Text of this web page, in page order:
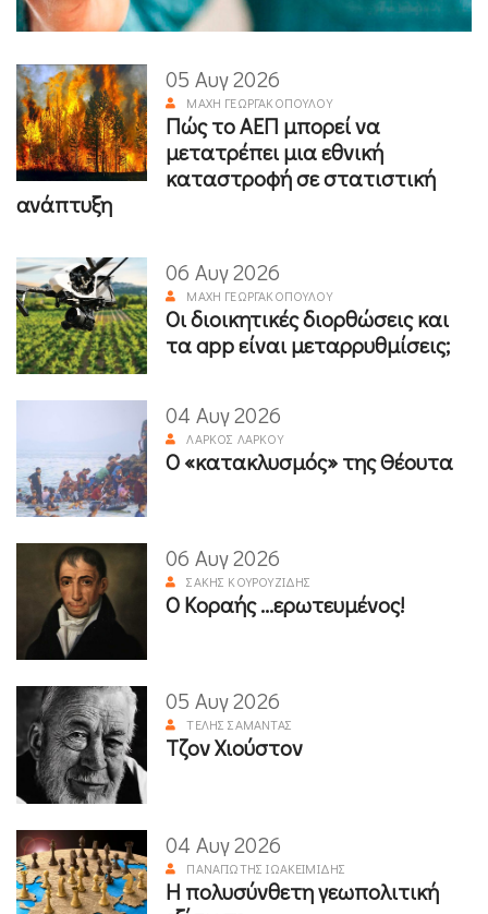
05 Αυγ 2026
ΜΆΧΗ ΓΕΩΡΓΑΚΟΠΟΎΛΟΥ
Πώς το ΑΕΠ μπορεί να
μετατρέπει μια εθνική
καταστροφή σε στατιστική
ανάπτυξη
06 Αυγ 2026
ΜΆΧΗ ΓΕΩΡΓΑΚΟΠΟΎΛΟΥ
Οι διοικητικές διορθώσεις και
τα app είναι μεταρρυθμίσεις;
04 Αυγ 2026
ΛΆΡΚΟΣ ΛΆΡΚΟΥ
Ο «κατακλυσμός» της Θέουτα
06 Αυγ 2026
ΣΆΚΗΣ ΚΟΥΡΟΥΖΊΔΗΣ
Ο Κοραής ...ερωτευμένος!
05 Αυγ 2026
ΤΈΛΗΣ ΣΑΜΑΝΤΆΣ
Τζον Χιούστον
04 Αυγ 2026
ΠΑΝΑΓΙΏΤΗΣ ΙΩΑΚΕΙΜΊΔΗΣ
Η πολυσύνθετη γεωπολιτική